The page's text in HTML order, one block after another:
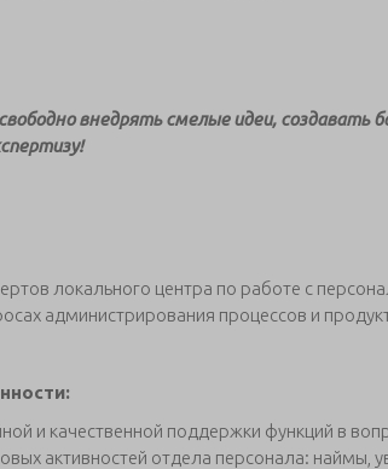
внедрять смелые идеи, создавать
локального центра по работе с
администрирования процессов и
и качественной поддержки функций в
активностей отдела персонала: наймы,